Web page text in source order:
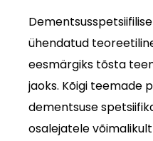
ühendatud
eesmärgiks tõsta
jaoks. Kõigi teemade
dementsuse
osalejatele